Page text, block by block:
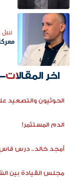
اخر المقالات
الحوثيون والتصعيد
الدم المستثمر!
أمجد خالد.. درس
مجلس القيادة بين